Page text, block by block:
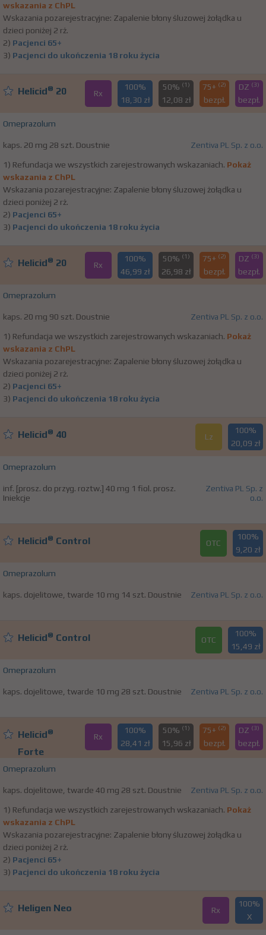
wskazania z ChPL
Wskazania pozarejestracyjne: Zapalenie błony śluzowej żołądka u
dzieci poniżej 2 rż.
2) Pacjenci 65+
3) Pacjenci do ukończenia 18 roku życia
Helicid® 20 Rx
100%
18,30 zł
50% (1)
12,08 zł
75+ (2)
bezpł.
DZ (3)
bezpł.
Omeprazolum
kaps. 20 mg 28 szt. Doustnie Zentiva PL Sp. z o.o.
1) Refundacja we wszystkich zarejestrowanych wskazaniach. Pokaż
wskazania z ChPL
Wskazania pozarejestracyjne: Zapalenie błony śluzowej żołądka u
dzieci poniżej 2 rż.
2) Pacjenci 65+
3) Pacjenci do ukończenia 18 roku życia
Helicid® 20 Rx
100%
46,99 zł
50% (1)
26,98 zł
75+ (2)
bezpł.
DZ (3)
bezpł.
Omeprazolum
kaps. 20 mg 90 szt. Doustnie Zentiva PL Sp. z o.o.
1) Refundacja we wszystkich zarejestrowanych wskazaniach. Pokaż
wskazania z ChPL
Wskazania pozarejestracyjne: Zapalenie błony śluzowej żołądka u
dzieci poniżej 2 rż.
2) Pacjenci 65+
3) Pacjenci do ukończenia 18 roku życia
Helicid® 40 Lz
100%
20,09 zł
Omeprazolum
inf. [prosz. do przyg. roztw.] 40 mg 1 fiol. prosz.
Iniekcje
Zentiva PL Sp. z
o.o.
Helicid® Control OTC
100%
9,20 zł
Omeprazolum
kaps. dojelitowe, twarde 10 mg 14 szt. Doustnie Zentiva PL Sp. z o.o.
Helicid® Control OTC
100%
15,49 zł
Omeprazolum
kaps. dojelitowe, twarde 10 mg 28 szt. Doustnie Zentiva PL Sp. z o.o.
Helicid®
Forte
Rx
100%
28,41 zł
50% (1)
15,96 zł
75+ (2)
bezpł.
DZ (3)
bezpł.
Omeprazolum
kaps. dojelitowe, twarde 40 mg 28 szt. Doustnie Zentiva PL Sp. z o.o.
1) Refundacja we wszystkich zarejestrowanych wskazaniach. Pokaż
wskazania z ChPL
Wskazania pozarejestracyjne: Zapalenie błony śluzowej żołądka u
dzieci poniżej 2 rż.
2) Pacjenci 65+
3) Pacjenci do ukończenia 18 roku życia
Heligen Neo Rx
100%
X